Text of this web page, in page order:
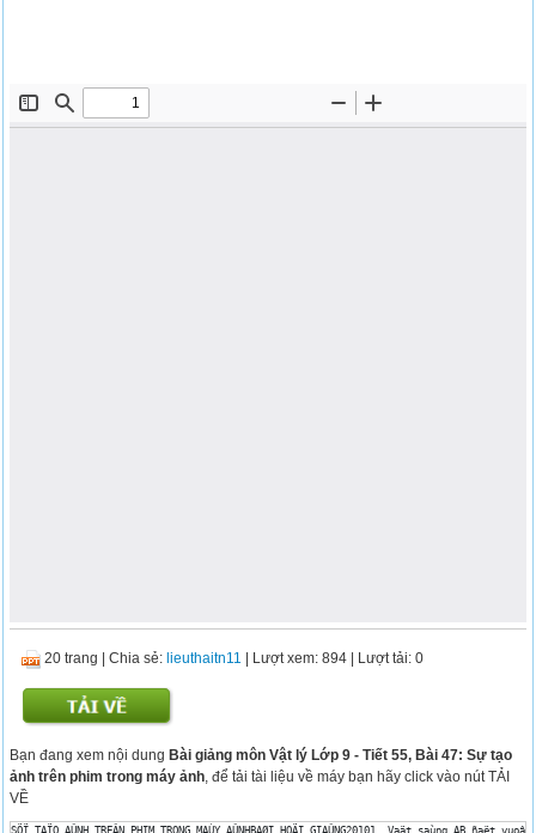
20 trang |Chia sẻ: lieuthaitn11 | Lượt xem: 894 | Lượt tải: 0
Bạn đang xem nội dungBài giảng môn Vật lý Lớp 9 - Tiết 55, Bài 47: Sự tạo
ảnh trên phim trong máy ảnh , để tải tài liệu về máy bạn hãy click vào nút TẢI
VỀ
SÖÏ TAÏO AÛNH TREÂN PHIM TRONG MAÙY AÛNHBAØI HOÄI GIAÛNG20101. Vaät